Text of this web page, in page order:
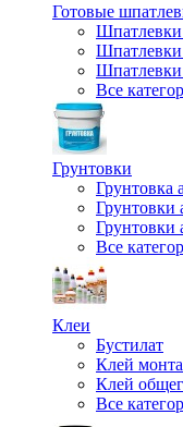
Готовые
Шпатлевки
Шпатлевки
Все
Грунтовки
Грунтовка
Грунтовки
Все
Клеи
Бустилат
Клей
Клей
Все